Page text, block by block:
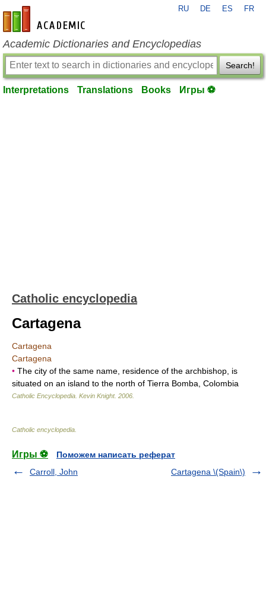
en-academic.com
RU DE ES FR
Academic Dictionaries and Encyclopedias
Search!
Interpretations Translations Books Игры ⚽
Catholic encyclopedia
Cartagena
Cartagena
Cartagena
• The city of the same name, residence of the archbishop, is
situated on an island to the north of Tierra Bomba, Colombia
Catholic Encyclopedia Kevin Knight. 2006
Catholic encyclopedia
Игры ⚽
Поможем написать реферат
Carroll, John
Cartagena \(Spain\)